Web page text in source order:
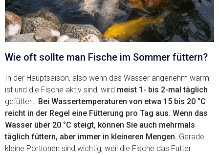
Wie oft sollte man Fische im Sommer füttern?
In der Hauptsaison, also wenn das Wasser angenehm warm
ist und die Fische aktiv sind, wird meist 1- bis 2-mal täglich
gefüttert. Bei Wassertemperaturen von etwa 15 bis 20 °C
reicht in der Regel eine Fütterung pro Tag aus. Wenn das
Wasser über 20 °C steigt, können Sie auch mehrmals
täglich füttern, aber immer in kleineren Mengen. Gerade
kleine Portionen sind wichtig, weil die Fische das Futter